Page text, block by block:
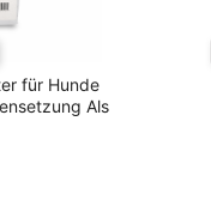
für Hunde
Als